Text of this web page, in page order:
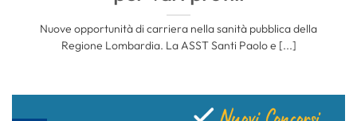
Nuove opportunità di carriera nella sanità pubblica della
Regione Lombardia. La ASST Santi Paolo e [...]